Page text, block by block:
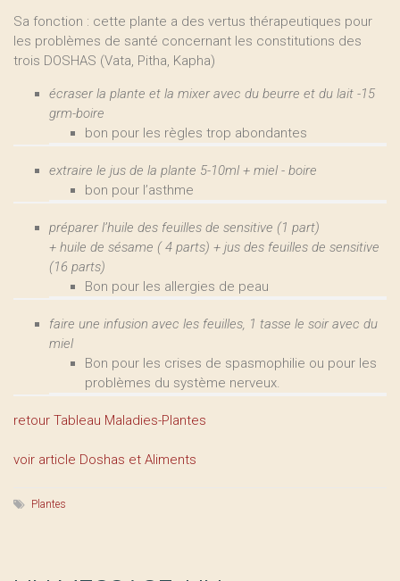
Sa fonction : cette plante a des vertus thérapeutiques pour
les problèmes de santé concernant les constitutions des
trois DOSHAS (Vata, Pitha, Kapha)
écraser la plante et la mixer avec du beurre et du lait -15
grm-boire
bon pour les règles trop abondantes
extraire le jus de la plante 5-10ml + miel - boire
bon pour l’asthme
préparer l’huile des feuilles de sensitive (1 part)
+ huile de sésame ( 4 parts) + jus des feuilles de sensitive
(16 parts)
Bon pour les allergies de peau
faire une infusion avec les feuilles, 1 tasse le soir avec du
miel
Bon pour les crises de spasmophilie ou pour les
problèmes du système nerveux.
retour Tableau Maladies-Plantes
voir article Doshas et Aliments
Plantes